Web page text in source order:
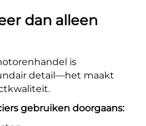
dan alleen
is
detail—het maakt
gebruiken doorgaans: